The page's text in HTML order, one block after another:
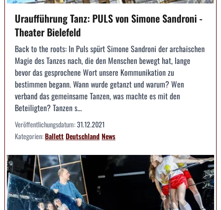
Uraufführung Tanz: PULS von Simone Sandroni -
Theater Bielefeld
Back to the roots: In Puls spürt Simone Sandroni der archaischen
Magie des Tanzes nach, die den Menschen bewegt hat, lange
bevor das gesprochene Wort unsere Kommunikation zu
bestimmen begann. Wann wurde getanzt und warum? Wen
verband das gemeinsame Tanzen, was machte es mit den
Beteiligten? Tanzen s...
Veröffentlichungsdatum:31.12.2021
Kategorien:BallettDeutschlandNews